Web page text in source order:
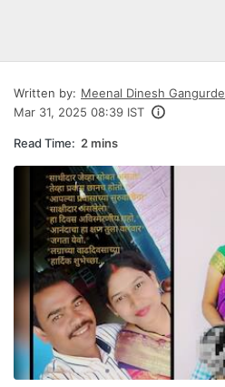
Written by: Meenal Dinesh Gangurde
Mar 31, 2025 08:39 IST
Read Time: 2 mins